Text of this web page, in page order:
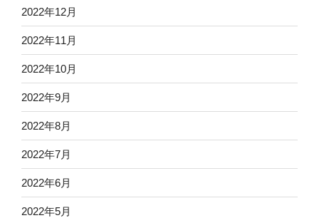
2022年12月
2022年11月
2022年10月
2022年9月
2022年8月
2022年7月
2022年6月
2022年5月